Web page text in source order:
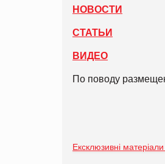
НОВОСТИ
СТАТЬИ
ВИДЕО
По поводу
Ексклюзивні